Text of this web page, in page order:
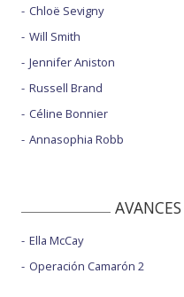
Chloë Sevigny
Will Smith
Jennifer Aniston
Russell Brand
Céline Bonnier
Annasophia Robb
Ella McCay
Operación Camarón 2